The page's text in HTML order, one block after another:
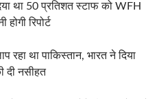
था 50 प्रतिशत स्टाफ को WFH
रिपोर्ट
रहा था पाकिस्तान, भारत ने दिया
दी नसीहत